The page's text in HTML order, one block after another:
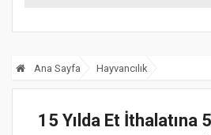
Ana Sayfa Hayvancılık
15 Yılda Et İthalatına